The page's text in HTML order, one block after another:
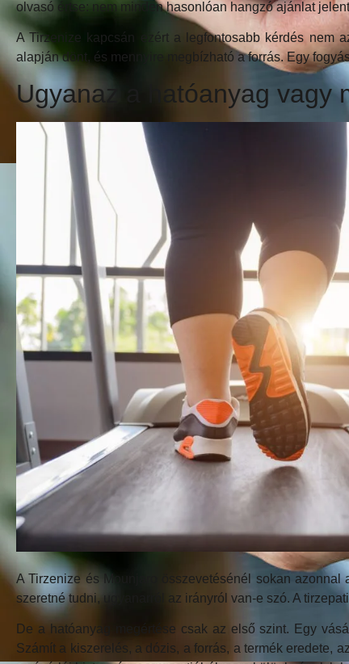
olvasó értse: nem minden hasonlóan hangzó ajánlat
A Tirzenize kapcsán ezért a legfontosabb kérdés nem
alapján dönt, és mennyire megbízható a forrás. Egy
Ugyanaz a hatóanyag vagy
A Tirzenize és Mounjaro összevetésénél sokan
szeretné tudni, ugyanarról az irányról van-e szó. A
De a hatóanyag megértése csak az első szint. Egy
Számít a kiszerelés, a dózis, a forrás, a termék eredete,